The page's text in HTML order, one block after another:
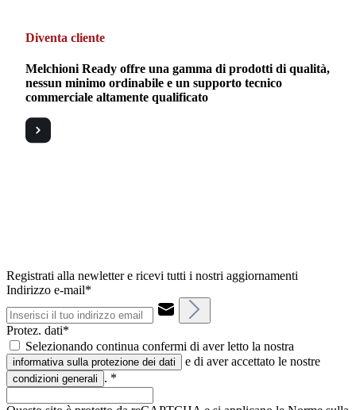
Diventa cliente
Melchioni Ready offre una gamma di prodotti di qualità,
nessun minimo ordinabile e un supporto tecnico
commerciale altamente qualificato
Registrati alla newletter e ricevi tutti i nostri aggiornamenti
Indirizzo e-mail*
Protez. dati*
Selezionando continua confermi di aver letto la nostra
informativa sulla protezione dei dati e di aver accettato le nostre
condizioni generali . *